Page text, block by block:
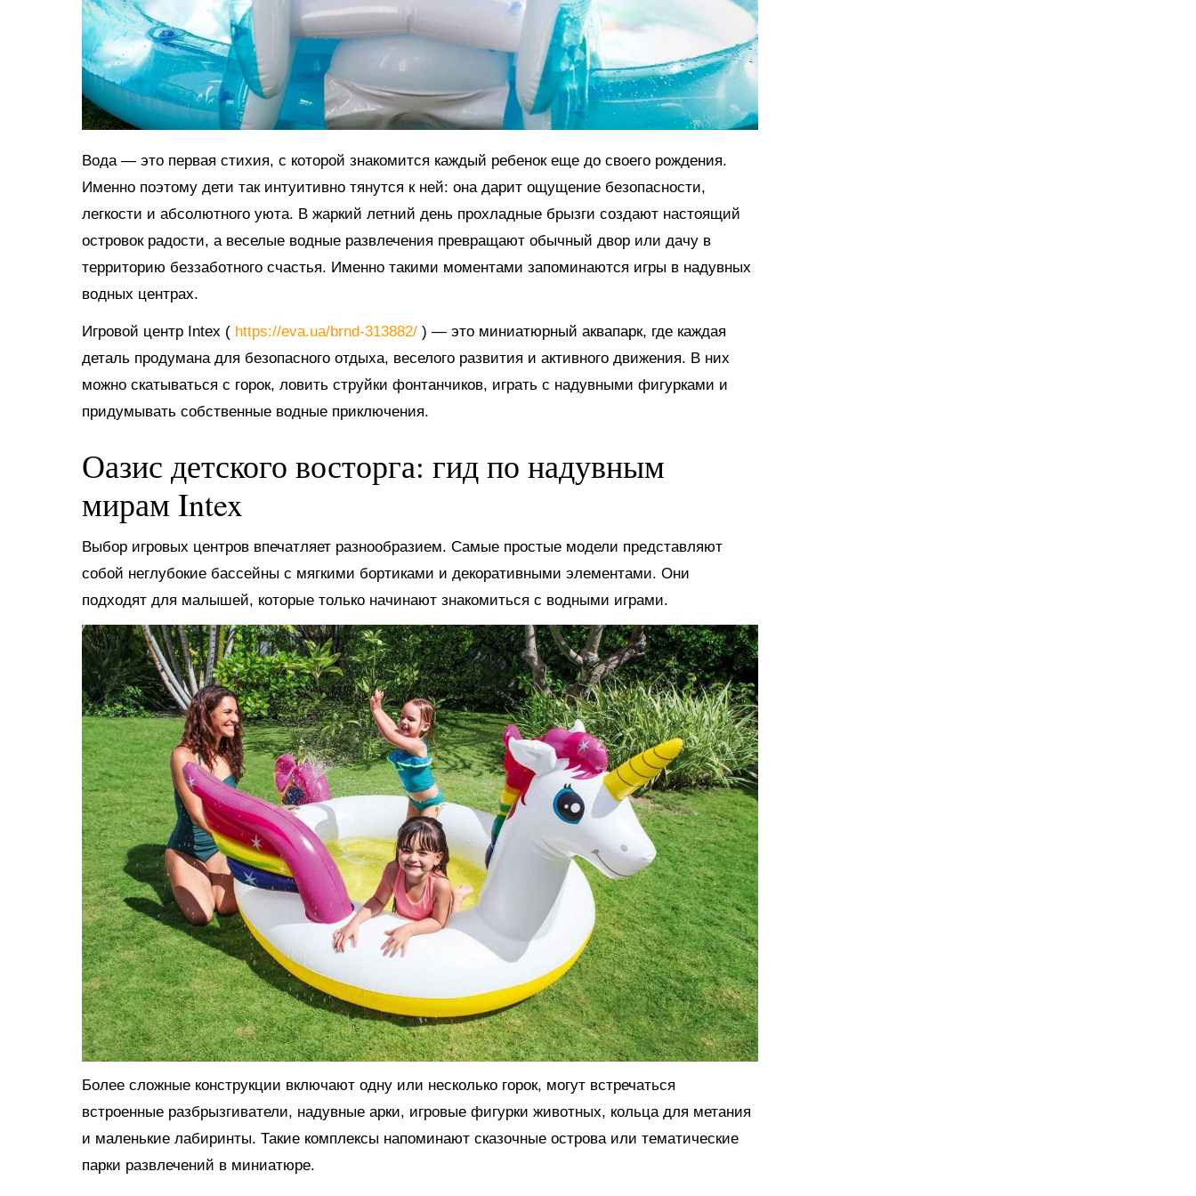
Вода — это первая стихия, с которой знакомится каждый ребенок еще до своего рождения.
Именно поэтому дети так интуитивно тянутся к ней: она дарит ощущение безопасности,
легкости и абсолютного уюта. В жаркий летний день прохладные брызги создают настоящий
островок радости, а веселые водные развлечения превращают обычный двор или дачу в
территорию беззаботного счастья. Именно такими моментами запоминаются игры в надувных
водных центрах.
Игровой центр Intex ( https://eva.ua/brnd-313882/ ) — это миниатюрный аквапарк, где каждая
деталь продумана для безопасного отдыха, веселого развития и активного движения. В них
можно скатываться с горок, ловить струйки фонтанчиков, играть с надувными фигурками и
придумывать собственные водные приключения.
Оазис детского восторга: гид по надувным
мирам Intex
Выбор игровых центров впечатляет разнообразием. Самые простые модели представляют
собой неглубокие бассейны с мягкими бортиками и декоративными элементами. Они
подходят для малышей, которые только начинают знакомиться с водными играми.
Более сложные конструкции включают одну или несколько горок, могут встречаться
встроенные разбрызгиватели, надувные арки, игровые фигурки животных, кольца для метания
и маленькие лабиринты. Такие комплексы напоминают сказочные острова или тематические
парки развлечений в миниатюре.